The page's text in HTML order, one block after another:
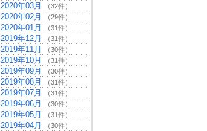
2020年03月 （32件）
2020年02月 （29件）
2020年01月 （31件）
2019年12月 （31件）
2019年11月 （30件）
2019年10月 （31件）
2019年09月 （30件）
2019年08月 （31件）
2019年07月 （31件）
2019年06月 （30件）
2019年05月 （31件）
2019年04月 （30件）